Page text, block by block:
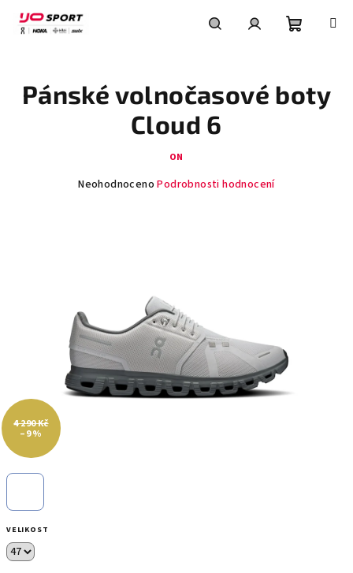
obsah
košík
VELIKOST
Pánské volnočasové boty
Cloud 6
ON
Průměrné
Neohodnoceno Podrobnosti hodnocení
4 290 Kč
–9 %